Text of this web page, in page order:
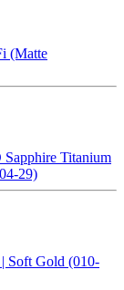
(Matte
Titanium
29)
Soft Gold (010-